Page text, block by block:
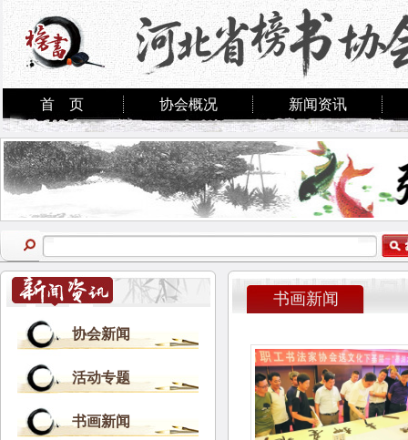
首 页 协会概况 新闻资讯
协会新闻
活动专题
书画新闻
书画新闻